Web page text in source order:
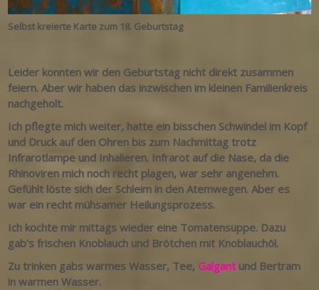
Selbst kreierte Karte zum 18. Geburtstag
Leider konnten wir den Geburtstag nicht direkt zusammen
feiern. Aber wir haben das inzwischen im kleinen Familienkreis
nachgeholt.
Ich pflegte mich weiter, hatte ein bisschen Schwindel im Kopf
und Druck auf den Ohren bis zum Nachmittag trotz
Infrarotlampe und Inhalieren. Infrarot auf die Nase, da die
Rhinoviren mich noch recht plagen, war sehr angenehm.
Gefühlt löste sich der Schleim in den Atemwegen. Aber es
war ein recht mühsamer Heilungsprozess.
Ich kochte mir mittags wieder eine Tomatensuppe. Dazu
gab’s frischen Knoblauch und Brötchen mit Knoblauchöl.
Zu trinken gabs warmes Wasser, Tee, Galgant und Bertram
in warmen Wasser.